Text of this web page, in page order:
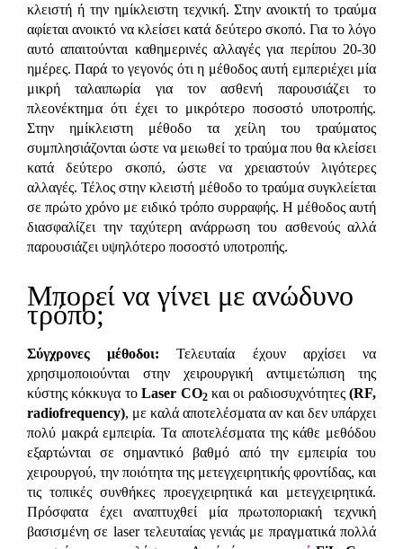
κλειστή ή την ημίκλειστη τεχνική. Στην ανοικτή το τραύμα
αφίεται ανοικτό να κλείσει κατά δεύτερο σκοπό. Για το λόγο
αυτό απαιτούνται καθημερινές αλλαγές για περίπου 20-30
ημέρες. Παρά το γεγονός ότι η μέθοδος αυτή εμπεριέχει μία
μικρή ταλαιπωρία για τον ασθενή παρουσιάζει το
πλεονέκτημα ότι έχει το μικρότερο ποσοστό υποτροπής.
Στην ημίκλειστη μέθοδο τα χείλη του τραύματος
συμπλησιάζονται ώστε να μειωθεί το τραύμα που θα κλείσει
κατά δεύτερο σκοπό, ώστε να χρειαστούν λιγότερες
αλλαγές. Τέλος στην κλειστή μέθοδο το τραύμα συγκλείεται
σε πρώτο χρόνο με ειδικό τρόπο συρραφής. Η μέθοδος αυτή
διασφαλίζει την ταχύτερη ανάρρωση του ασθενούς αλλά
παρουσιάζει υψηλότερο ποσοστό υποτροπής.
Μπορεί να γίνει με ανώδυνο
τρόπο;
Σύγχρονες μέθοδοι: Τελευταία έχουν αρχίσει να
χρησιμοποιούνται στην χειρουργική αντιμετώπιση της
κύστης κόκκυγα τοLaser CO2και οι ραδιοσυχνότητες (RF,
radiofrequency), με καλά αποτελέσματα αν και δεν υπάρχει
πολύ μακρά εμπειρία. Τα αποτελέσματα της κάθε μεθόδου
εξαρτώνται σε σημαντικό βαθμό από την εμπειρία του
χειρουργού, την ποιότητα της μετεγχειρητικής φροντίδας, και
τις τοπικές συνθήκες προεγχειρητικά και μετεγχειρητικά.
Πρόσφατα έχει αναπτυχθεί μία πρωτοποριακή τεχνική
βασισμένη σε laser τελευταίας γενιάς με πραγματικά πολλά